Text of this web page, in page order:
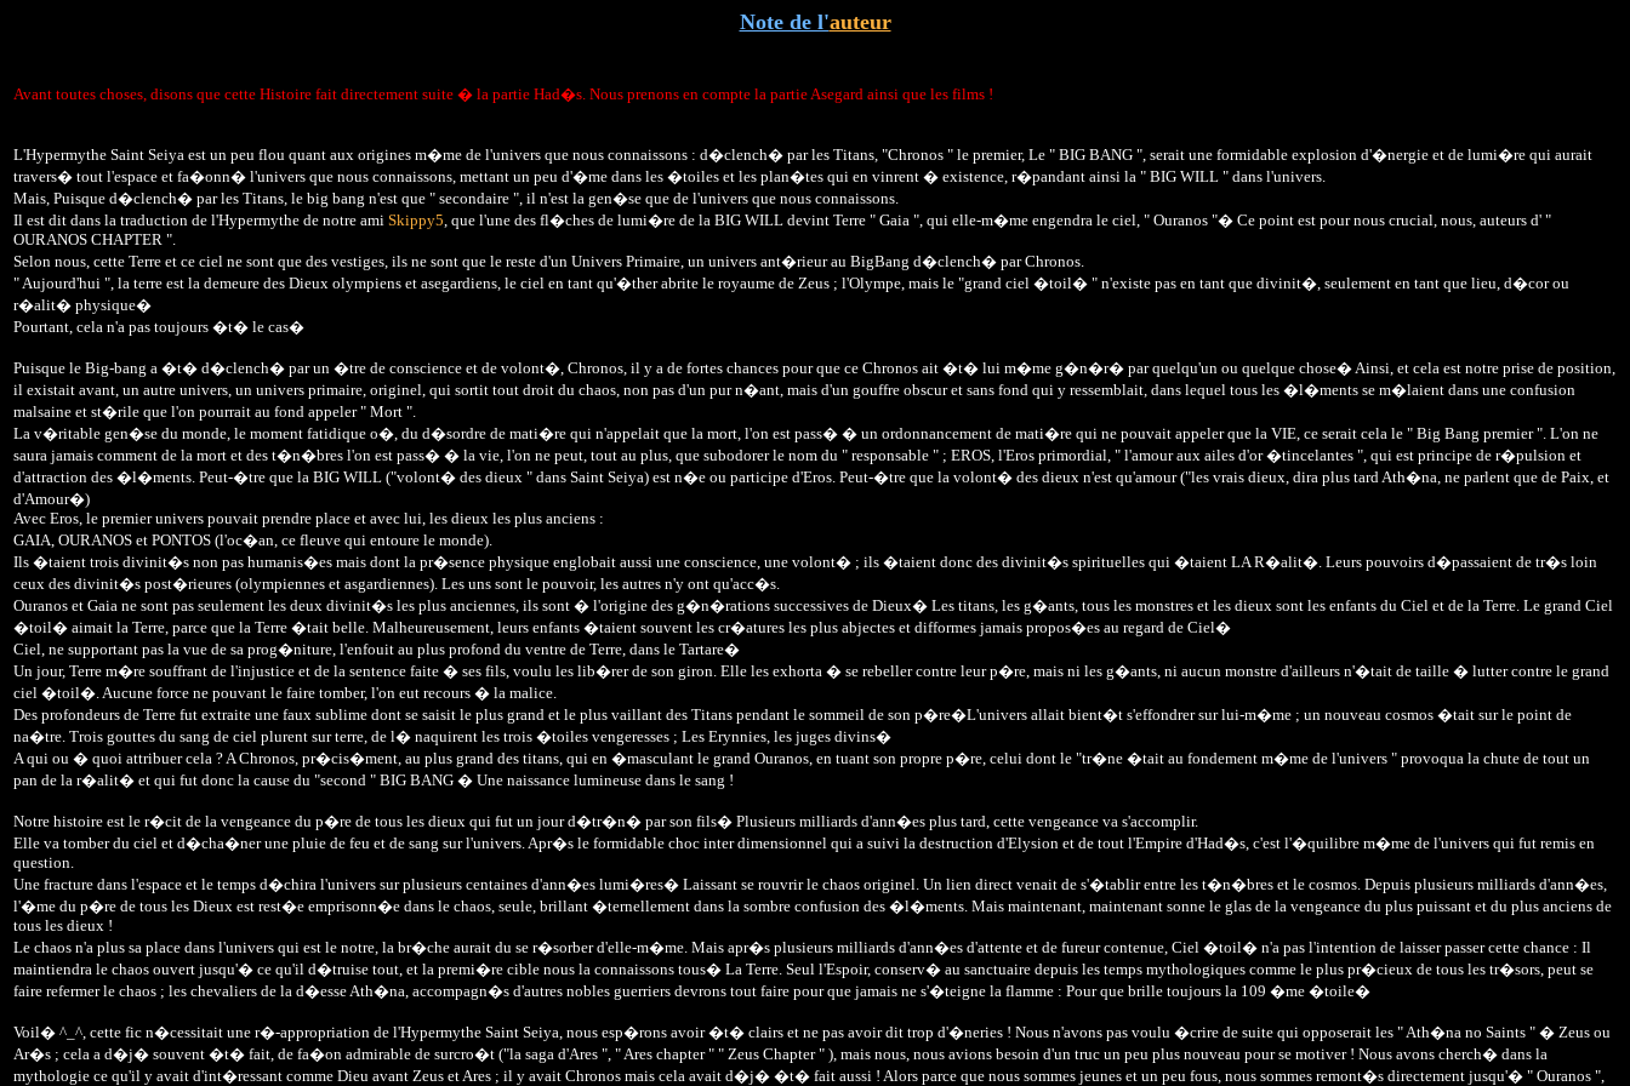
Note de l'auteur
Avant toutes choses, disons que cette Histoire fait directement suite � la partie Had�s. Nous prenons en compte la partie Asegard ainsi que les films !
L'Hypermythe Saint Seiya est un peu flou quant aux origines m�me de l'univers que nous connaissons : d�clench� par les Titans, "Chronos " le premier, Le " BIG BANG ", serait une formidable explosion d'�nergie et de lumi�re qui aurait
travers� tout l'espace et fa�onn� l'univers que nous connaissons, mettant un peu d'�me dans les �toiles et les plan�tes qui en vinrent � existence, r�pandant ainsi la " BIG WILL " dans l'univers.
Mais, Puisque d�clench� par les Titans, le big bang n'est que " secondaire ", il n'est la gen�se que de l'univers que nous connaissons.
Il est dit dans la traduction de l'Hypermythe de notre ami Skippy5, que l'une des fl�ches de lumi�re de la BIG WILL devint Terre " Gaia ", qui elle-m�me engendra le ciel, " Ouranos "� Ce point est pour nous crucial, nous, auteurs d' "
OURANOS CHAPTER ".
Selon nous, cette Terre et ce ciel ne sont que des vestiges, ils ne sont que le reste d'un Univers Primaire, un univers ant�rieur au BigBang d�clench� par Chronos.
" Aujourd'hui ", la terre est la demeure des Dieux olympiens et asegardiens, le ciel en tant qu'�ther abrite le royaume de Zeus ; l'Olympe, mais le "grand ciel �toil� " n'existe pas en tant que divinit�, seulement en tant que lieu, d�cor ou
r�alit� physique�
Pourtant, cela n'a pas toujours �t� le cas�
Puisque le Big-bang a �t� d�clench� par un �tre de conscience et de volont�, Chronos, il y a de fortes chances pour que ce Chronos ait �t� lui m�me g�n�r� par quelqu'un ou quelque chose� Ainsi, et cela est notre prise de position,
il existait avant, un autre univers, un univers primaire, originel, qui sortit tout droit du chaos, non pas d'un pur n�ant, mais d'un gouffre obscur et sans fond qui y ressemblait, dans lequel tous les �l�ments se m�laient dans une confusion
malsaine et st�rile que l'on pourrait au fond appeler " Mort ".
La v�ritable gen�se du monde, le moment fatidique o�, du d�sordre de mati�re qui n'appelait que la mort, l'on est pass� � un ordonnancement de mati�re qui ne pouvait appeler que la VIE, ce serait cela le " Big Bang premier ". L'on ne
saura jamais comment de la mort et des t�n�bres l'on est pass� � la vie, l'on ne peut, tout au plus, que subodorer le nom du " responsable " ; EROS, l'Eros primordial, " l'amour aux ailes d'or �tincelantes ", qui est principe de r�pulsion et
d'attraction des �l�ments. Peut-�tre que la BIG WILL ("volont� des dieux " dans Saint Seiya) est n�e ou participe d'Eros. Peut-�tre que la volont� des dieux n'est qu'amour ("les vrais dieux, dira plus tard Ath�na, ne parlent que de Paix, et
d'Amour�)
Avec Eros, le premier univers pouvait prendre place et avec lui, les dieux les plus anciens :
GAIA, OURANOS et PONTOS (l'oc�an, ce fleuve qui entoure le monde).
Ils �taient trois divinit�s non pas humanis�es mais dont la pr�sence physique englobait aussi une conscience, une volont� ; ils �taient donc des divinit�s spirituelles qui �taient LA R�alit�. Leurs pouvoirs d�passaient de tr�s loin
ceux des divinit�s post�rieures (olympiennes et asgardiennes). Les uns sont le pouvoir, les autres n'y ont qu'acc�s.
Ouranos et Gaia ne sont pas seulement les deux divinit�s les plus anciennes, ils sont � l'origine des g�n�rations successives de Dieux� Les titans, les g�ants, tous les monstres et les dieux sont les enfants du Ciel et de la Terre. Le grand Ciel
�toil� aimait la Terre, parce que la Terre �tait belle. Malheureusement, leurs enfants �taient souvent les cr�atures les plus abjectes et difformes jamais propos�es au regard de Ciel�
Ciel, ne supportant pas la vue de sa prog�niture, l'enfouit au plus profond du ventre de Terre, dans le Tartare�
Un jour, Terre m�re souffrant de l'injustice et de la sentence faite � ses fils, voulu les lib�rer de son giron. Elle les exhorta � se rebeller contre leur p�re, mais ni les g�ants, ni aucun monstre d'ailleurs n'�tait de taille � lutter contre le grand
ciel �toil�. Aucune force ne pouvant le faire tomber, l'on eut recours � la malice.
Des profondeurs de Terre fut extraite une faux sublime dont se saisit le plus grand et le plus vaillant des Titans pendant le sommeil de son p�re�L'univers allait bient�t s'effondrer sur lui-m�me ; un nouveau cosmos �tait sur le point de
na�tre. Trois gouttes du sang de ciel plurent sur terre, de l� naquirent les trois �toiles vengeresses ; Les Erynnies, les juges divins�
A qui ou � quoi attribuer cela ? A Chronos, pr�cis�ment, au plus grand des titans, qui en �masculant le grand Ouranos, en tuant son propre p�re, celui dont le "tr�ne �tait au fondement m�me de l'univers " provoqua la chute de tout un
pan de la r�alit� et qui fut donc la cause du "second " BIG BANG � Une naissance lumineuse dans le sang !
Notre histoire est le r�cit de la vengeance du p�re de tous les dieux qui fut un jour d�tr�n� par son fils� Plusieurs milliards d'ann�es plus tard, cette vengeance va s'accomplir.
Elle va tomber du ciel et d�cha�ner une pluie de feu et de sang sur l'univers. Apr�s le formidable choc inter dimensionnel qui a suivi la destruction d'Elysion et de tout l'Empire d'Had�s, c'est l'�quilibre m�me de l'univers qui fut remis en
question.
Une fracture dans l'espace et le temps d�chira l'univers sur plusieurs centaines d'ann�es lumi�res� Laissant se rouvrir le chaos originel. Un lien direct venait de s'�tablir entre les t�n�bres et le cosmos. Depuis plusieurs milliards d'ann�es,
l'�me du p�re de tous les Dieux est rest�e emprisonn�e dans le chaos, seule, brillant �ternellement dans la sombre confusion des �l�ments. Mais maintenant, maintenant sonne le glas de la vengeance du plus puissant et du plus anciens de
tous les dieux !
Le chaos n'a plus sa place dans l'univers qui est le notre, la br�che aurait du se r�sorber d'elle-m�me. Mais apr�s plusieurs milliards d'ann�es d'attente et de fureur contenue, Ciel �toil� n'a pas l'intention de laisser passer cette chance : Il
maintiendra le chaos ouvert jusqu'� ce qu'il d�truise tout, et la premi�re cible nous la connaissons tous� La Terre. Seul l'Espoir, conserv� au sanctuaire depuis les temps mythologiques comme le plus pr�cieux de tous les tr�sors, peut se
faire refermer le chaos ; les chevaliers de la d�esse Ath�na, accompagn�s d'autres nobles guerriers devrons tout faire pour que jamais ne s'�teigne la flamme : Pour que brille toujours la 109 �me �toile�
Voil� ^_^, cette fic n�cessitait une r�-appropriation de l'Hypermythe Saint Seiya, nous esp�rons avoir �t� clairs et ne pas avoir dit trop d'�neries ! Nous n'avons pas voulu �crire de suite qui opposerait les " Ath�na no Saints " � Zeus ou
Ar�s ; cela a d�j� souvent �t� fait, de fa�on admirable de surcro�t ("la saga d'Ares ", " Ares chapter " " Zeus Chapter " ), mais nous, nous avions besoin d'un truc un peu plus nouveau pour se motiver ! Nous avons cherch� dans la
mythologie ce qu'il y avait d'int�ressant comme Dieu avant Zeus et Ares ; il y avait Chronos mais cela avait d�j� �t� fait aussi ! Alors parce que nous sommes jeunes et un peu fous, nous sommes remont�s directement jusqu'� " Ouranos ",